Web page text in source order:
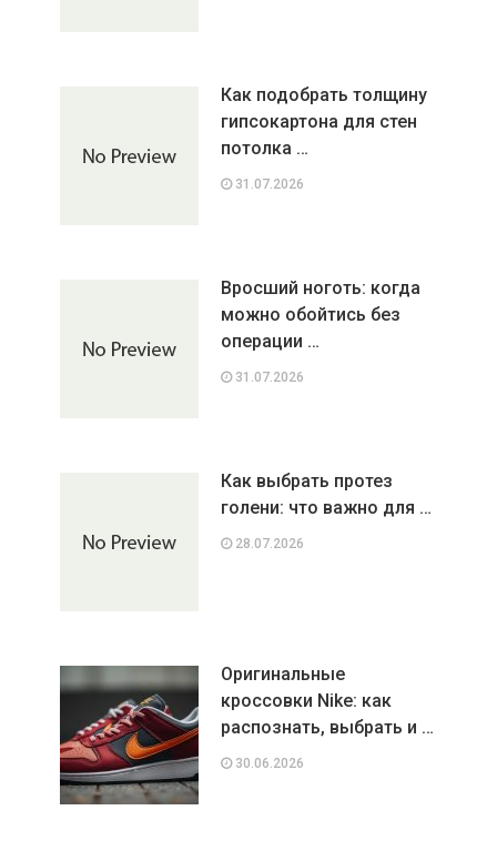
Как подобрать толщину
гипсокартона для стен
потолка …
31.07.2026
Вросший ноготь: когда
можно обойтись без
операции …
31.07.2026
Как выбрать протез
голени: что важно для …
28.07.2026
Оригинальные
кроссовки Nike: как
распознать, выбрать и …
30.06.2026